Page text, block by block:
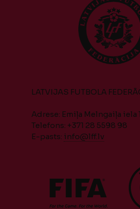
LATVIJAS FUTBOLA
Adrese: Emiļa Melngaiļa iela
Telefons: +371 28 5598 98
E-pasts: info@lff.lv